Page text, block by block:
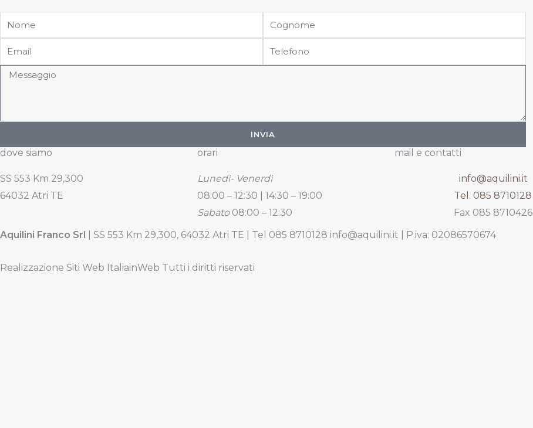
Nome Cognome
Email Telefono
Messaggio
INVIA
dove siamo
SS 553 Km 29,300
64032 Atri TE
orari
Lunedì- Venerdì
08:00 – 12:30 | 14:30 – 19:00
Sabato 08:00 – 12:30
mail e contatti
info@aquilini.it
Tel. 085 8710128
Fax 085 8710426
Aquilini Franco Srl | SS 553 Km 29,300, 64032 Atri TE | Tel 085 8710128 info@aquilini.it | P.iva: 02086570674
Realizzazione Siti Web ItaliainWeb Tutti i diritti riservati